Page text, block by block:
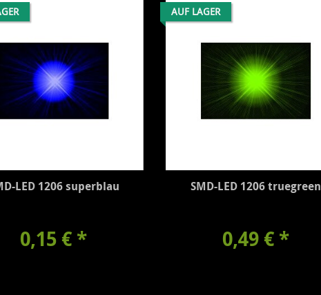
LED 1206 superblau
0,15 € *
AUF LAGER
SMD-LED 1206 truegreen
0,49 € *